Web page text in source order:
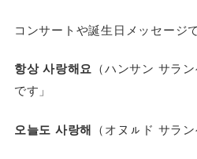
コンサートや誕生日メッセージ
항상 사랑해요 （ハンサン サラ
です」
오늘도 사랑해 （オヌㇽド サラ